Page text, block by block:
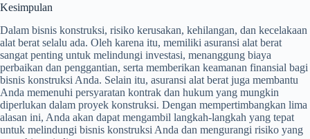
Kesimpulan
Dalam bisnis konstruksi, risiko kerusakan, kehilangan, dan kecelakaan
alat berat selalu ada. Oleh karena itu, memiliki asuransi alat berat
sangat penting untuk melindungi investasi, menanggung biaya
perbaikan dan penggantian, serta memberikan keamanan finansial bagi
bisnis konstruksi Anda. Selain itu, asuransi alat berat juga membantu
Anda memenuhi persyaratan kontrak dan hukum yang mungkin
diperlukan dalam proyek konstruksi. Dengan mempertimbangkan lima
alasan ini, Anda akan dapat mengambil langkah-langkah yang tepat
untuk melindungi bisnis konstruksi Anda dan mengurangi risiko yang